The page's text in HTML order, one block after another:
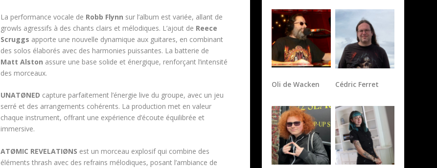
La performance vocale de Robb Flynn sur l’album est variée, allant de
growls agressifs à des chants clairs et mélodiques. L’ajout de Reece
Scruggs apporte une nouvelle dynamique aux guitares, en combinant
des solos élaborés avec des harmonies puissantes. La batterie de
Matt Alston assure une base solide et énergique, renforçant l’intensité
des morceaux.
UNATØNED capture parfaitement l’énergie live du groupe, avec un jeu
serré et des arrangements cohérents. La production met en valeur
chaque instrument, offrant une expérience d’écoute équilibrée et
immersive.
ATØMIC REVELATIØNS est un morceau explosif qui combine des
éléments thrash avec des refrains mélodiques, posant l’ambiance de
Oli de Wacken Cédric Ferret